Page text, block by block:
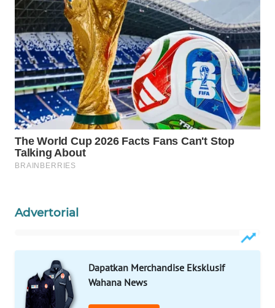
Advertorial
Dapatkan Merchandise Eksklusif
Wahana News
WAHANA
NEWS
WAHANA
TANI
WAHANA
ADVOKAT
WAHANA
INFRASTRUKTUR
WAHANA
TRAVEL